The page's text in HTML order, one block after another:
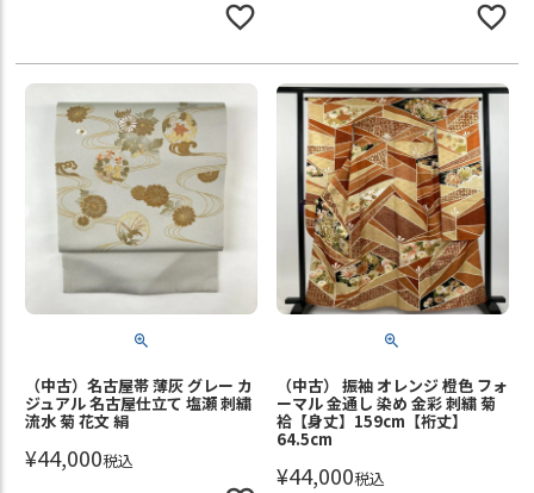
（中古）名古屋帯 薄灰 グレー カ
ジュアル 名古屋仕立て 塩瀬 刺繍
流水 菊 花文 絹
¥44,000税込
（中古） 振袖 オレンジ 橙色 フォ
ーマル 金通し 染め 金彩 刺繍 菊
袷【身丈】159cm【裄丈】
64.5cm
¥44,000税込